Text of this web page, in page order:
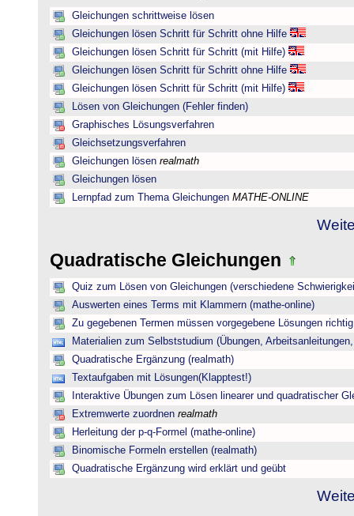
Gleichungen schrittweise lösen
Gleichungen lösen Schritt für Schritt ohne Hilfe
Gleichungen lösen Schritt für Schritt (mit Hilfe)
Gleichungen lösen Schritt für Schritt ohne Hilfe
Gleichungen lösen Schritt für Schritt (mit Hilfe)
Lösen von Gleichungen (Fehler finden)
Graphisches Lösungsverfahren
Gleichsetzungsverfahren
Gleichungen lösen realmath
Gleichungen lösen
Lernpfad zum Thema Gleichungen MATHE-ONLINE
Quadratische Gleichungen
Quiz zum Lösen von Gleichungen (verschiedene
Auswerten eines Terms mit Klammern (mathe-online)
Zu gegebenen Termen müssen vorgegebene Lösungen
Materialien zum Selbststudium (Übungen,
Quadratische Ergänzung (realmath)
Textaufgaben mit Lösungen(Klapptest!)
Interaktive Übungen zum Lösen linearer und quadratischer
Extremwerte zuordnen realmath
Herleitung der p-q-Formel (mathe-online)
Binomische Formeln erstellen (realmath)
Quadratische Ergänzung wird erklärt und geübt